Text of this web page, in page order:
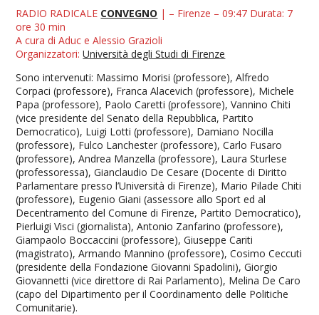
RADIO RADICALE CONVEGNO | – Firenze – 09:47 Durata: 7
ore 30 min
A cura di Aduc e Alessio Grazioli
Organizzatori:Università degli Studi di Firenze
Sono intervenuti: Massimo Morisi (professore), Alfredo
Corpaci (professore), Franca Alacevich (professore), Michele
Papa (professore), Paolo Caretti (professore), Vannino Chiti
(vice presidente del Senato della Repubblica, Partito
Democratico), Luigi Lotti (professore), Damiano Nocilla
(professore), Fulco Lanchester (professore), Carlo Fusaro
(professore), Andrea Manzella (professore), Laura Sturlese
(professoressa), Gianclaudio De Cesare (Docente di Diritto
Parlamentare presso l’Università di Firenze), Mario Pilade Chiti
(professore), Eugenio Giani (assessore allo Sport ed al
Decentramento del Comune di Firenze, Partito Democratico),
Pierluigi Visci (giornalista), Antonio Zanfarino (professore),
Giampaolo Boccaccini (professore), Giuseppe Cariti
(magistrato), Armando Mannino (professore), Cosimo Ceccuti
(presidente della Fondazione Giovanni Spadolini), Giorgio
Giovannetti (vice direttore di Rai Parlamento), Melina De Caro
(capo del Dipartimento per il Coordinamento delle Politiche
Comunitarie).